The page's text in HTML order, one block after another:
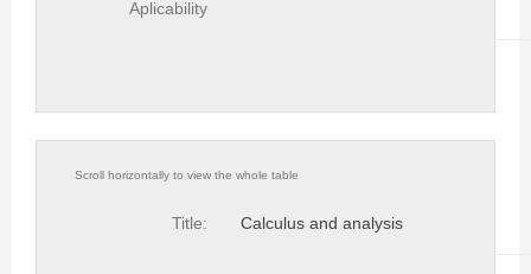
Aplicability
Title: Calculus and analysis